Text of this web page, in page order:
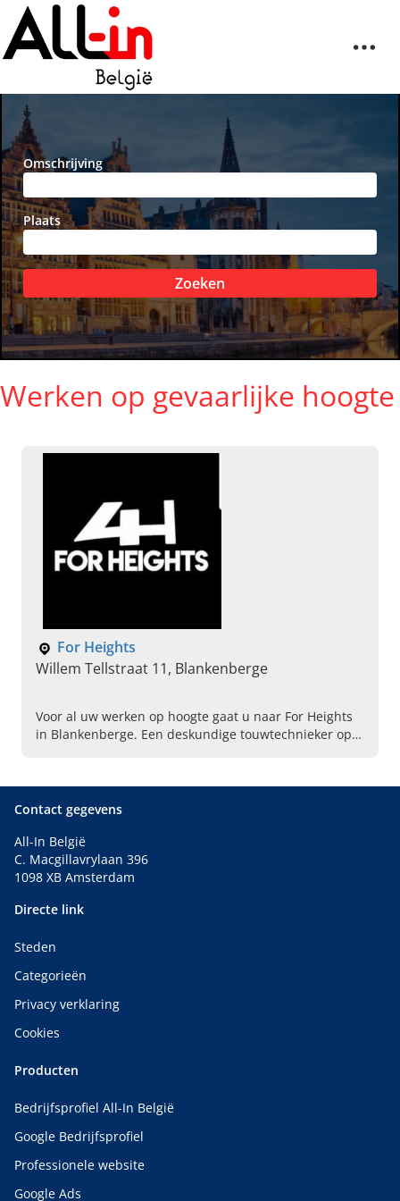
Omschrijving
Plaats
Zoeken
Werken op gevaarlijke hoogte
For Heights
Willem Tellstraat 11, Blankenberge
Voor al uw werken op hoogte gaat u naar For Heights
in Blankenberge. Een deskundige touwtechnieker op
Contact gegevens
All-In België
C. Macgillavrylaan 396
1098 XB Amsterdam
Directe link
Steden
Categorieën
Privacy verklaring
Cookies
Producten
Bedrijfsprofiel All-In België
Google Bedrijfsprofiel
Professionele website
Google Ads